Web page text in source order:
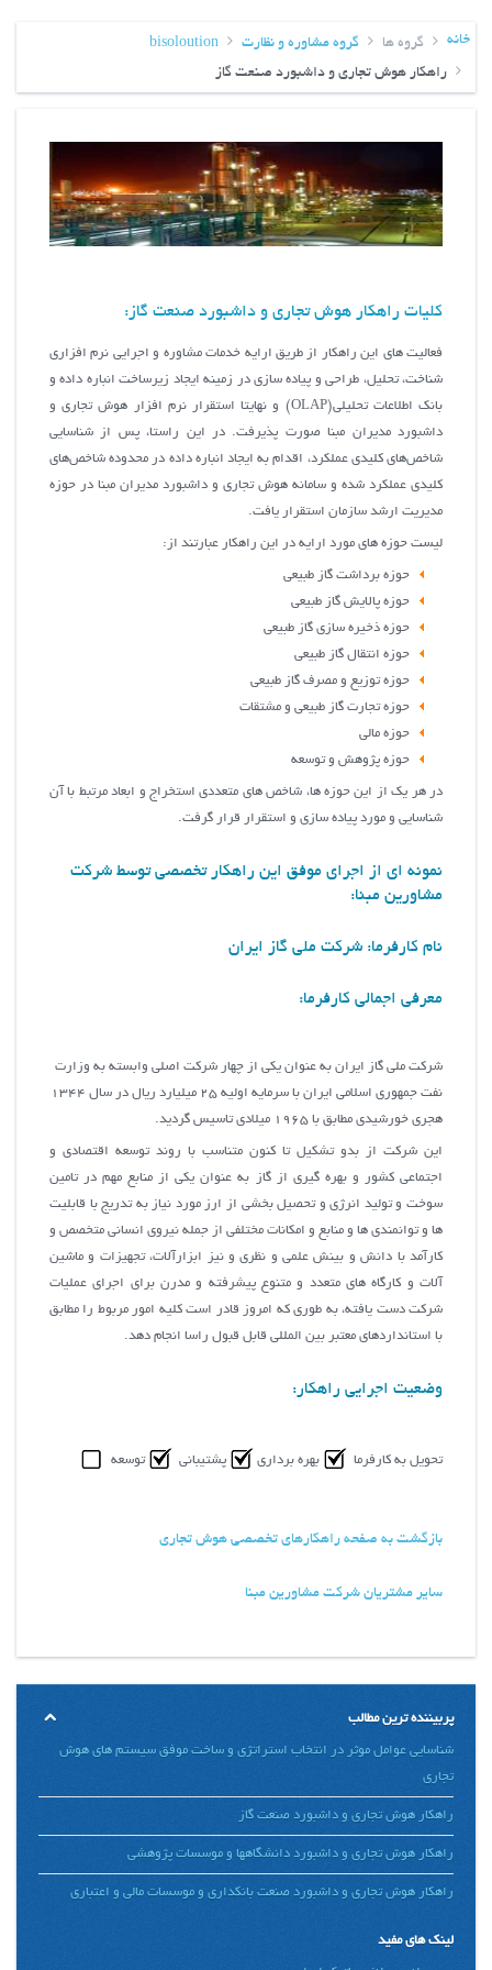
خانه گروه ها گروه مشاوره و نظارت
bisoloution
راهکار هوش تجاری و داشبورد صنعت گاز
کلیات راهکار هوش تجاری و داشبورد صنعت گاز:
فعالیت های این راهکار از طریق ارایه خدمات مشاوره و اجرایی نرم افزاری
شناخت، تحلیل، طراحی و پیاده سازی در زمینه ایجاد زیرساخت انباره داده و
بانک اطلاعات تحلیلی(OLAP) و نهایتا استقرار نرم افزار هوش تجاری و
داشبورد مدیران مبنا صورت پذیرفت. در این راستا، پس از شناسايي
شاخص‌هاي كليدي عملكرد، اقدام به ايجاد انباره داده در محدوده شاخص‌هاي
كليدي عملكرد شده و سامانه هوش تجاري و داشبورد مديران مبنا در حوزه
مديريت ارشد سازمان استقرار یافت.
لیست حوزه های مورد ارایه در این راهکار عبارتند از:
حوزه برداشت گاز طبیعی
حوزه پالایش گاز طبیعی
حوزه ذخیره سازی گاز طبیعی
حوزه انتقال گاز طبیعی
حوزه توزیع و مصرف گاز طبیعی
حوزه تجارت گاز طبیعی و مشتقات
حوزه مالی
حوزه پژوهش و توسعه
در هر یک از این حوزه ها، شاخص های متعددی استخراج و ابعاد مرتبط با آن
شناسایی و مورد پیاده سازی و استقرار قرار گرفت.
نمونه ای از اجرای موفق این راهکار تخصصی توسط شرکت
مشاورین مبنا:
نام کارفرما: شرکت ملی گاز ایران
معرفی اجمالی کارفرما:
شرکت ملي گاز ايران به عنوان يکي از چهار شرکت اصلي وابسته به وزارت
نفت جمهوري اسلامي ايران با سرمايه اوليه 25 ميليارد ريال در سال 1344
هجري خورشيدي مطابق با 1965 ميلادي تاسيس گرديد.
اين شرکت از بدو تشکيل تا کنون متناسب با روند توسعه اقتصادي و
اجتماعي کشور و بهره گيري از گاز به عنوان يکي از منابع مهم در تامين
سوخت و توليد انرژي و تحصيل بخشي از ارز مورد نياز به تدریج با قابليت
ها و توانمندي ها و منابع و امکانات مختلفي از جمله نيروي انساني متخصص و
کارآمد با دانش و بينش علمي و نظري و نيز ابزارآلات، تجهيزات و ماشين
آلات و کارگاه هاي متعدد و متنوع پيشرفته و مدرن براي اجراي عمليات
شرکت دست يافته، به طوري که امروز قادر است کليه امور مربوط را مطابق
با استانداردهاي معتبر بين المللي قابل قبول راسا انجام دهد.
وضعیت اجرایی راهکار:
تحویل به کارفرما بهره برداری پشتیبانی توسعه
بازگشت به صفحه راهکارهای تخصصی هوش تجاری
سایر مشتریان شرکت مشاورین مبنا
پربیننده ترین مطالب
شناسایی عوامل موثر در انتخاب استراتژی و ساخت موفق سیستم های هوش
تجاری
راهکار هوش تجاری و داشبورد صنعت گاز
راهکار هوش تجاری و داشبورد دانشگاهها و موسسات پژوهشی
راهکار هوش تجاری و داشبورد صنعت بانکداری و موسسات مالی و اعتباری
لینک های مفید